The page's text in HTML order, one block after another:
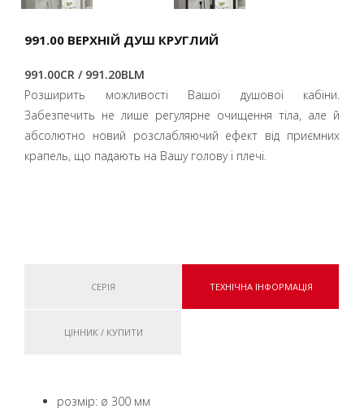
991.00 ВЕРХНІЙ ДУШ КРУГЛИЙ
991.00CR / 991.20BLM
Розширить можливості Вашої душової кабіни.
Забезпечить не лише регулярне очищення тіла, але й
абсолютно новий розслабляючий ефект від приємних
крапель, що падають на Вашу голову і плечі.
СЕРІЯ ТЕХНІЧНА ІНФОРМАЦІЯ
ЦІННИК / КУПИТИ
розмір: ø 300 мм